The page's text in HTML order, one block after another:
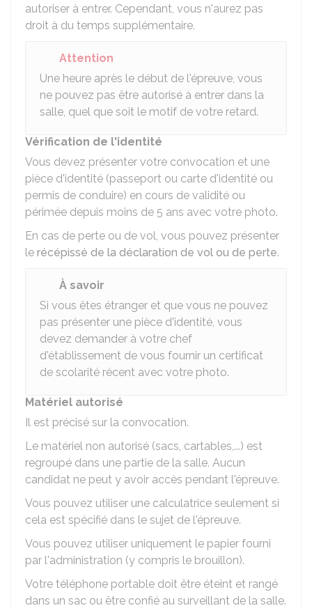
autoriser à entrer. Cependant, vous n'aurez pas
droit à du temps supplémentaire.
Attention
Une heure après le début de l'épreuve, vous
ne pouvez pas être autorisé à entrer dans la
salle, quel que soit le motif de votre retard.
Vérification de l'identité
Vous devez présenter votre convocation et une
pièce d'identité (passeport ou carte d'identité ou
permis de conduire) en cours de validité ou
périmée depuis moins de 5 ans avec votre photo.
En cas de perte ou de vol, vous pouvez présenter
le récépissé de la déclaration de vol ou de perte.
À savoir
Si vous êtes étranger et que vous ne pouvez
pas présenter une pièce d'identité, vous
devez demander à votre chef
d'établissement de vous fournir un certificat
de scolarité récent avec votre photo.
Matériel autorisé
Il est précisé sur la convocation.
Le matériel non autorisé (sacs, cartables,...) est
regroupé dans une partie de la salle. Aucun
candidat ne peut y avoir accès pendant l'épreuve.
Vous pouvez utiliser une calculatrice seulement si
cela est spécifié dans le sujet de l'épreuve.
Vous pouvez utiliser uniquement le papier fourni
par l'administration (y compris le brouillon).
Votre téléphone portable doit être éteint et rangé
dans un sac ou être confié au surveillant de la salle.